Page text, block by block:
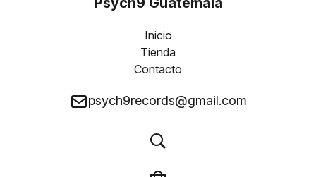
Inicio
Tienda
Contacto
psych9records@gmail.com